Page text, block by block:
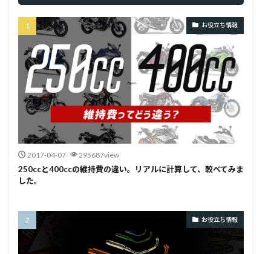
お役立ち情報
2017-04-07 295687view
250ccと400ccの維持費の違い。リアルに計算して、較べてみま
した。
お役立ち情報